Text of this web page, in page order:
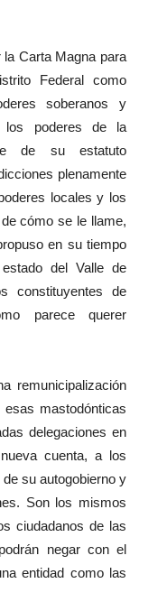
Carta Magna para
Federal como
soberanos y
los poderes de la
de su estatuto
plenamente
locales y los
cómo se le llame,
en su tiempo
del Valle de
constituyentes de
parece querer
remunicipalización
mastodónticas
delegaciones en
cuenta, a los
su autogobierno y
Son los mismos
ciudadanos de las
negar con el
entidad como las